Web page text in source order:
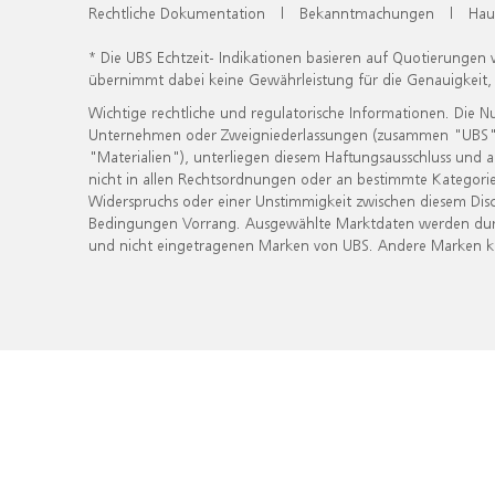
Rechtliche Dokumentation | Bekanntmachungen |
* Die UBS Echtzeit- Indikationen basieren auf
übernimmt dabei keine Gewährleistung für die
Wichtige rechtliche und regulatorische Informationen. Die
Unternehmen oder Zweigniederlassungen (zusammen
"Materialien"), unterliegen diesem Haftungsausschluss
nicht in allen Rechtsordnungen oder an bestimmte
Widerspruchs oder einer Unstimmigkeit zwischen diesem
Bedingungen Vorrang. Ausgewählte Marktdaten werden
und nicht eingetragenen Marken von UBS. Andere Marken